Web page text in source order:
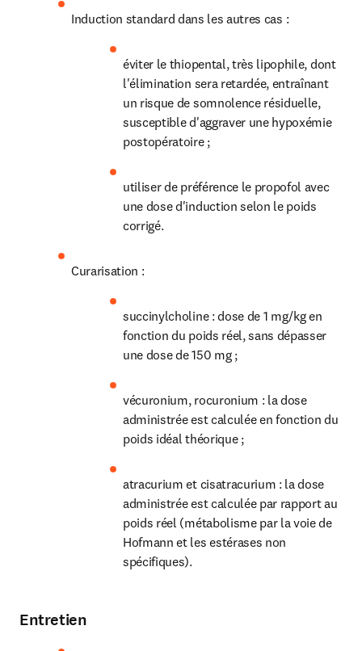
Induction standard dans les autres cas :
éviter le thiopental, très lipophile, dont
l'élimination sera retardée, entraînant
un risque de somnolence résiduelle,
susceptible d'aggraver une hypoxémie
postopératoire ;
utiliser de préférence le propofol avec
une dose d'induction selon le poids
corrigé.
Curarisation :
succinylcholine : dose de 1 mg/kg en
fonction du poids réel, sans dépasser
une dose de 150 mg ;
vécuronium, rocuronium : la dose
administrée est calculée en fonction du
poids idéal théorique ;
atracurium et cisatracurium : la dose
administrée est calculée par rapport au
poids réel (métabolisme par la voie de
Hofmann et les estérases non
spécifiques).
Entretien